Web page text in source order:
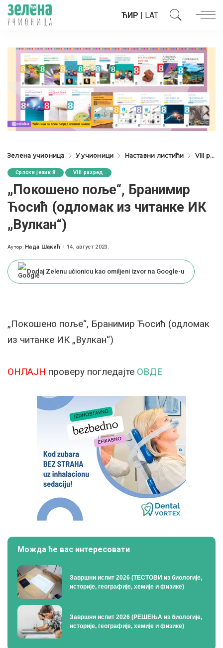
ЋИР | LAT
Зелена учионица У учионици Наставни листићи VIII разред
Српски језик 8 VIII разред
„Покошено поље“, Бранимир
Ћосић (одломак из читанке ИК
„Вулкан“)
Posted
Аутор: Нада Шакић 14. август 2023.
Dodaj Zelenu učionicu kao omiljeni izvor na Google-u
„Покошено поље“, Бранимир Ћосић (одломак
из читанке ИК „Вулкан“)
ОНЛАЈН проверу погледајте ОВДЕ
Можда ће вас интересовати
Завршни испит 2026 (ТЕСТОВИ из биологије,
историје, географије, хемије и физике)
Завршни испит 2026 (РЕШЕЊА из биологије,
историје, географије, хемије и физике)